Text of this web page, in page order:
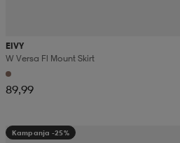
EIVY
W Versa Fl Mount Skirt
89,99
Kampanja -25%